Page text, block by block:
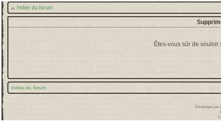
Index du forum
Êtes-vous sûr de
Index du forum
Développé par